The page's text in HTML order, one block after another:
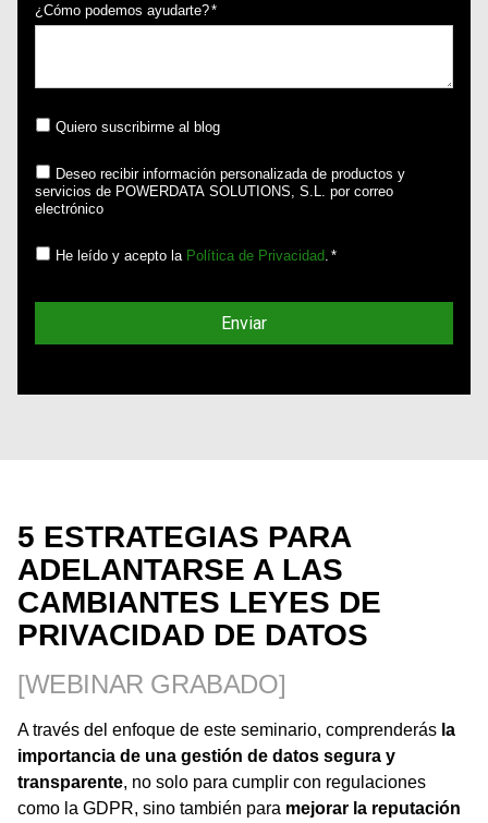
¿Cómo podemos ayudarte?*
Quiero suscribirme al blog
Deseo recibir información personalizada de productos y
servicios de POWERDATA SOLUTIONS, S.L. por correo
electrónico
He leído y acepto la Política de Privacidad *
5 ESTRATEGIAS PARA
ADELANTARSE A LAS
CAMBIANTES LEYES DE
PRIVACIDAD DE DATOS
[WEBINAR GRABADO]
A través del enfoque de este seminario, comprenderás la
importancia de una gestión de datos segura y
transparente, no solo para cumplir con regulaciones
como la GDPR, sino también para mejorar la reputación